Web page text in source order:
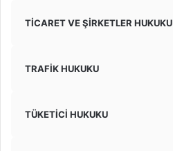
TİCARET VE ŞİRKETLER HUKUKU
TRAFİK HUKUKU
TÜKETİCİ HUKUKU